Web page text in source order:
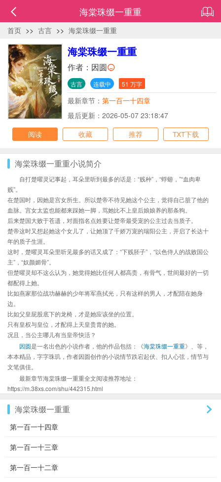
海棠珠缀一重重
首页 >> 古言 >> 海棠珠缀一重重
海棠珠缀一重重
作者： 因圆
古言 连载中 51 万字
最新章节： 第一百一十四章
最后更新：2026-05-07 23:18:47
阅读
收藏 推荐 TXT下载
海棠珠缀一重重小说简介
自打楚曜灵记事起，耳朵里听到最多的话是：“贱种”，“蜉蝣，”“血肉卑
贱”。
在楚国时，因她是宫女所生。所以楚帝不待见她这个公主，觉得自己脏了他的
血脉。宫女太监也能都来踩她一脚，骂她比不上皇后娘娘养的那条狗。
后来楚国大败于苍遗，对面指名点姓要让楚帝最受宠的公主过去当质子。
楚帝这时又想起她这个女儿了，让她顶了千娇万宠的瑞阳公主，开启了长达十
年的质子生涯。
这时，楚曜灵耳朵里听见最多的话又成了：“下贱胚子”，“以色侍人的战败国公
主”，“奴颜媚骨”。
但楚曜灵却不这么认为，她觉得她比任何人都高贵，有骨气，世间最好的一切
都配得上她。
比如燕家那位战功赫赫的少年将军燕拭光，只有这样的男人，才配陪在她身
边。
比如父皇屁股底下的龙椅，才是她应该坐的位置。
只有皇权与皇位，才配得上天皇贵胄的她。
况且，当公主哪儿有当皇帝快活？
因圆是一名出色的小说作者，他的作品包括：《海棠珠缀一重重》、等，
本本精品，字字珠玑，作者因圆创作的小说情节跌宕起伏、扣人心弦，情节与
文笔俱佳。
最新章节海棠珠缀一重重全文阅读推荐地址：
https://m.38xs.com/shu/442315.html
海棠珠缀一重重
第一百一十四章
第一百一十三章
第一百一十二章